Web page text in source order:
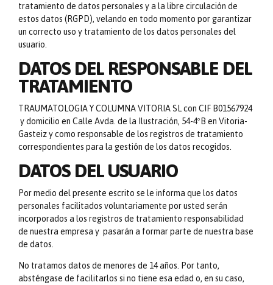
tratamiento de datos personales y a la libre circulación de
estos datos (RGPD), velando en todo momento por garantizar
un correcto uso y tratamiento de los datos personales del
usuario.
DATOS DEL RESPONSABLE DEL
TRATAMIENTO
TRAUMATOLOGIA Y COLUMNA VITORIA SL con CIF B01567924
y domicilio en Calle Avda. de la Ilustración, 54-4ºB en Vitoria-
Gasteiz y como responsable de los registros de tratamiento
correspondientes para la gestión de los datos recogidos.
DATOS DEL USUARIO
Por medio del presente escrito se le informa que los datos
personales facilitados voluntariamente por usted serán
incorporados a los registros de tratamiento responsabilidad
de nuestra empresa y pasarán a formar parte de nuestra base
de datos.
No tratamos datos de menores de 14 años. Por tanto,
absténgase de facilitarlos si no tiene esa edad o, en su caso,